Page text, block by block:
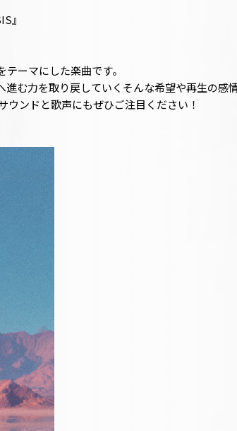
』
ーマにした楽曲です。
む力を取り戻していく――そんな希望や再生の感
ンドと歌声にもぜひご注目ください！